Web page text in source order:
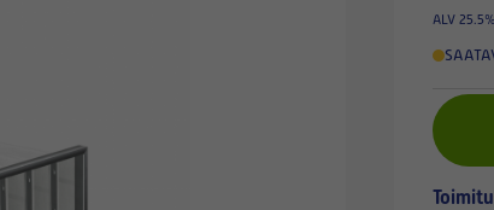
ALV 25.5%